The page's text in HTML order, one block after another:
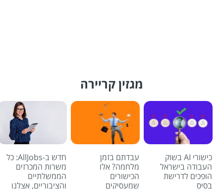
מגזין קריירה
כישורי AI בשוק
העבודה בישראל
הופכים לדרישת
בסיס
עבדתם בזמן
מלחמה? אלו
הכישורים
שמעסיקים
חדש ב-AllJobs: כל
משרות המכרזים
הממשלתיים
והציבוריים, אצלנו